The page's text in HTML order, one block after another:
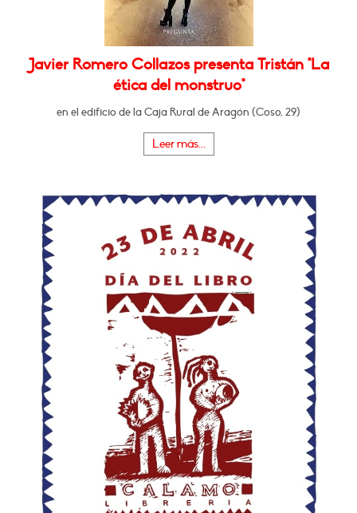
Javier Romero Collazos presenta Tristán "La
ética del monstruo"
en el edificio de la Caja Rural de Aragón (Coso, 29)
Leer más...